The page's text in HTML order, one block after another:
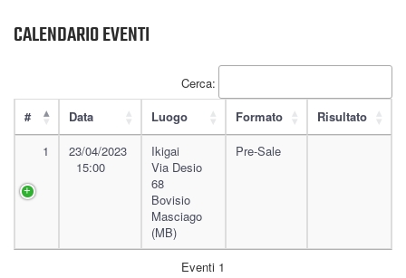
CALENDARIO EVENTI
Cerca:
#
Data Luogo Formato
Risultato
1
23/04/2023
15:00
Ikigai
Via Desio
68
Bovisio
Masciago
(MB)
Pre-Sale
Eventi 1